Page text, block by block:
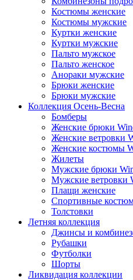
Костюмы женские
Костюмы мужские
Куртки женские
Куртки мужские
Пальто мужское
Пальто женское
Анораки мужские
Брюки женские
Брюки мужские
Коллекция Осень-Весна
Бомберы
Женские брюки
Женские ветровки
Женские костюмы
Жилеты
Мужские брюки
Мужские ветровки
Плащи женские
Спортивные
Толстовки
Летняя коллекция
Джинсы и
Рубашки
Футболки
Шорты
Ликвидация коллекции